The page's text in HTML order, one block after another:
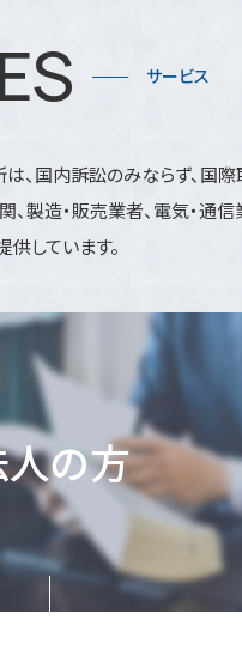
サービス
、国内訴訟のみならず、国際
、製造・販売業者、電気・通
しています。
の方